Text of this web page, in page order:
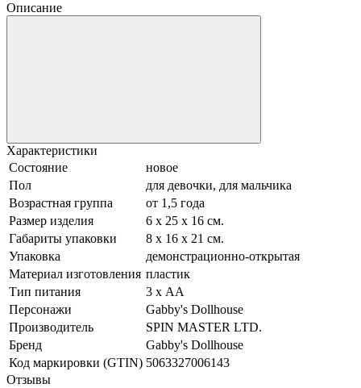
Описание
Характеристики
Состояние
новое
Пол
для девочки, для мальчика
Возрастная группа
от 1,5 года
Размер изделия
6 х 25 х 16 см.
Габариты упаковки
8 х 16 х 21 см.
Упаковка
демонстрационно-открытая
Материал изготовления пластик
Тип питания
3 х АА
Персонажи
Gabby's Dollhouse
Производитель
SPIN MASTER LTD.
Бренд
Gabby's Dollhouse
Код маркировки (GTIN) 5063327006143
Отзывы